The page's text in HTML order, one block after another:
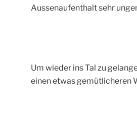
Aussenaufenthalt sehr
Um wieder ins Tal zu
einen etwas gemütlicheren